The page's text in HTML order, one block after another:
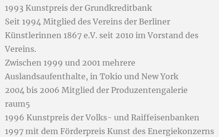
1993 Kunstpreis der Grundkreditbank
Seit 1994 Mitglied des Vereins der Berliner
Künstlerinnen 1867 e.V. seit 2010 im Vorstand des
Vereins.
Zwischen 1999 und 2001 mehrere
Auslandsaufenthalte, in Tokio und New York
2004 bis 2006 Mitglied der Produzentengalerie
raum5
1996 Kunstpreis der Volks- und Raiffeisenbanken
1997 mit dem Förderpreis Kunst des Energiekonzerns